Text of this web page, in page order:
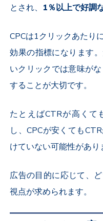
とされ、 1％以上で好調
CPCは1クリックあたり
効果の指標になります
いクリックでは意味がな
することが大切です。
たとえばCTRが高くて
し、CPCが安くてもCTR
けていない可能性があり
広告の目的に応じて、
視点が求められます。